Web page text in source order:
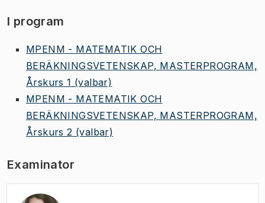
I program
MPENM - MATEMATIK OCH
BERÄKNINGSVETENSKAP, MASTERPROGRAM,
Årskurs 1 (valbar)
MPENM - MATEMATIK OCH
BERÄKNINGSVETENSKAP, MASTERPROGRAM,
Årskurs 2 (valbar)
Examinator